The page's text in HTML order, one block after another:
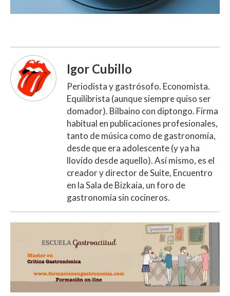
Igor Cubillo
Periodista y gastrósofo. Economista.
Equilibrista (aunque siempre quiso ser
domador). Bilbaino con diptongo. Firma
habitual en publicaciones profesionales,
tanto de música como de gastronomía,
desde que era adolescente (y ya ha
llovido desde aquello). Así mismo, es el
creador y director de Suite, Encuentro
en la Sala de Bizkaia, un foro de
gastronomía sin cocineros.